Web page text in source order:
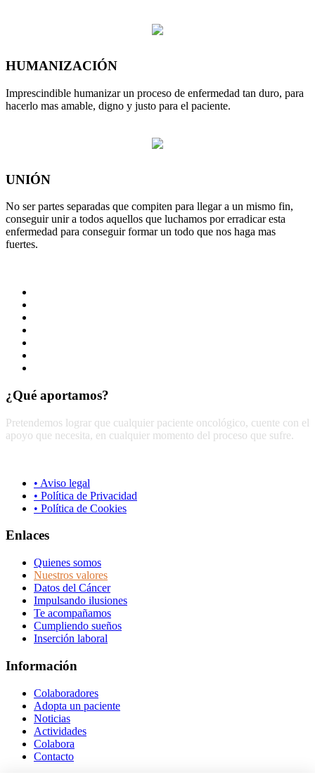
HUMANIZACIÓN
Imprescindible humanizar un proceso de enfermedad tan duro, para
hacerlo mas amable, digno y justo para el paciente.
UNIÓN
No ser partes separadas que compiten para llegar a un mismo fin,
conseguir unir a todos aquellos que luchamos por erradicar esta
enfermedad para conseguir formar un todo que nos haga mas
fuertes.
¿Qué aportamos?
Pretendemos lograr que cualquier paciente oncológico, cuente con el
apoyo que necesita, en cualquier momento del proceso que sufre.
• Aviso legal
• Política de Privacidad
• Política de Cookies
Enlaces
Quienes somos
Nuestros valores
Datos del Cáncer
Impulsando ilusiones
Te acompañamos
Cumpliendo sueños
Inserción laboral
Información
Colaboradores
Adopta un paciente
Noticias
Actividades
Colabora
Contacto